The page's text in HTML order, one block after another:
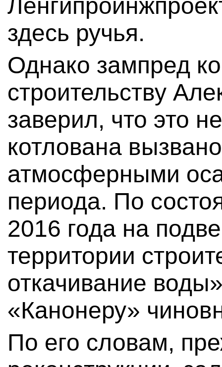
здесь ручья.
Однако зампред
строительству
заверил, что это
котлована
атмосферными
периода. По
2016 года на
территории
откачивание
«Канонеру»
По его словам,